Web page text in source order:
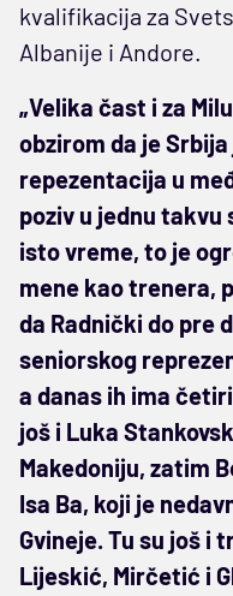
kvalifikacija za
Albanije i Andore.
„Velika čast i za
obzirom da je
repezentacija u
poziv u jednu takvu
isto vreme, to je
mene kao trenera,
da Radnički do pre
seniorskog
a danas ih ima
još i Luka
Makedoniju, zatim
Isa Ba, koji je
Gvineje. Tu su još i
Lijeskić, Mirčetić i